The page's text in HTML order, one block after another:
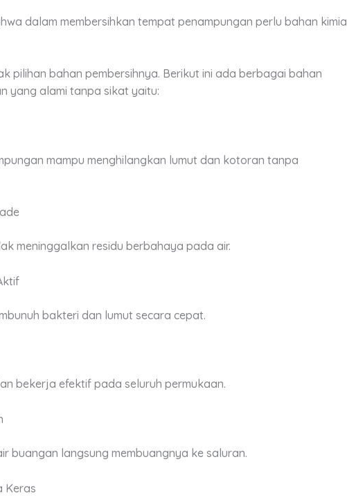
dalam membersihkan tempat penampungan perlu bahan kimia
pilihan bahan pembersihnya. Berikut ini ada berbagai bahan
yang alami tanpa sikat yaitu:
mampu menghilangkan lumut dan kotoran tanpa
meninggalkan residu berbahaya pada air.
bakteri dan lumut secara cepat.
bekerja efektif pada seluruh permukaan.
buangan langsung membuangnya ke saluran.
Keras